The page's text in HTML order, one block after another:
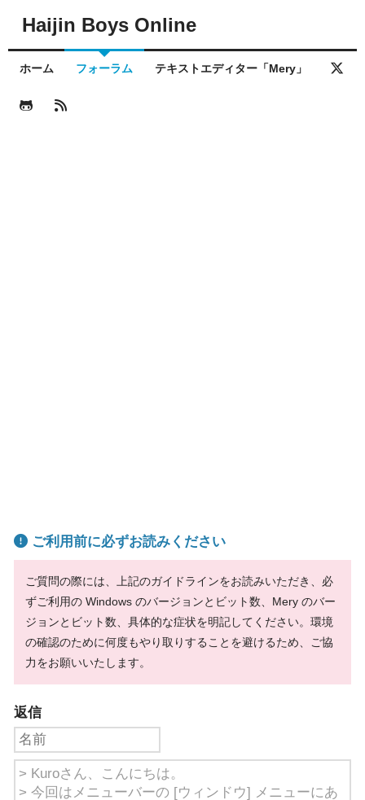
Haijin Boys Online
ホーム フォーラム テキストエディター「Mery」
ご利用前に必ずお読みください
ご質問の際には、上記のガイドラインをお読みいただき、必
ずご利用の Windows のバージョンとビット数、Mery のバー
ジョンとビット数、具体的な症状を明記してください。環境
の確認のために何度もやり取りすることを避けるため、ご協
力をお願いいたします。
返信